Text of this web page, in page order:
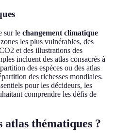
sur le changement climatique
les plus vulnérables, des
et des illustrations des
incluent des atlas consacrés à
des espèces ou des atlas
des richesses mondiales.
pour les décideurs, les
comprendre les défis de
thématiques ?